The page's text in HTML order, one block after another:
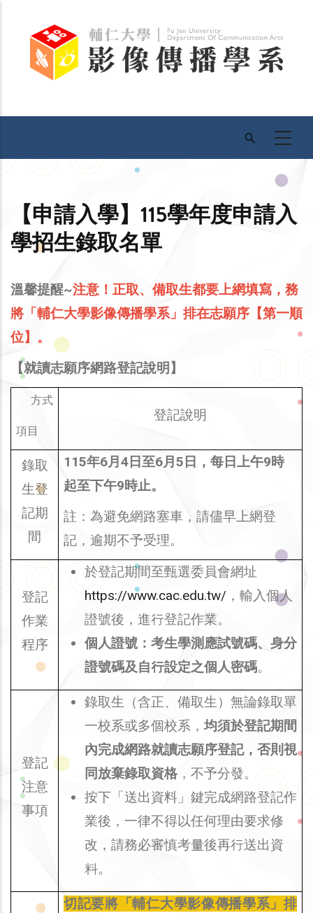
【申請入學】115學年度申請入
學招生錄取名單
溫馨提醒~注意！正取、備取生都要上網填寫，務
將「輔仁大學影像傳播學系」排在志願序【第一順
位】。
【就讀志願序網路登記說明】
方式
項目
登記說明
錄取
生登
記期
間
115年6月4日至6月5日，每日上午9時
起至下午9時止。
註：為避免網路塞車，請儘早上網登
記，逾期不予受理。
登記
作業
程序
於登記期間至甄選委員會網址
https://www.cac.edu.tw/ ，輸入個人
證號後，進行登記作業。
個人證號：考生學測應試號碼、身分
證號碼及自行設定之個人密碼。
登記
注意
事項
錄取生（含正、備取生）無論錄取單
一校系或多個校系，均須於登記期間
內完成網路就讀志願序登記，否則視
同放棄錄取資格，不予分發。
按下「送出資料」鍵完成網路登記作
業後，一律不得以任何理由要求修
改，請務必審慎考量後再行送出資
料。
切記要將「輔仁大學影像傳播學系」排